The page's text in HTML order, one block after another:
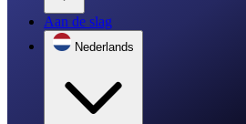
Aan de slag
Nederlands